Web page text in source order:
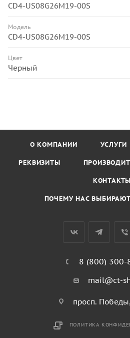
CD4-US08G26M19-00S
Модель
CD4-US08G26M19-00S
Цвет
Черный
О КОМПАНИИ УСЛУГИ
РЕКВИЗИТЫ
КОНТАКТЫ
ПОЧЕМУ НАС
8 (800) 300-
mail@ct-
просп.
ПОЛИТИКА